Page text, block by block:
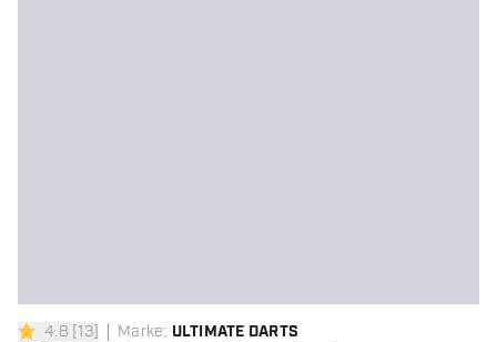
4.8 Bewertungssterne
4.8 [13] Marke: ULTIMATE DARTS